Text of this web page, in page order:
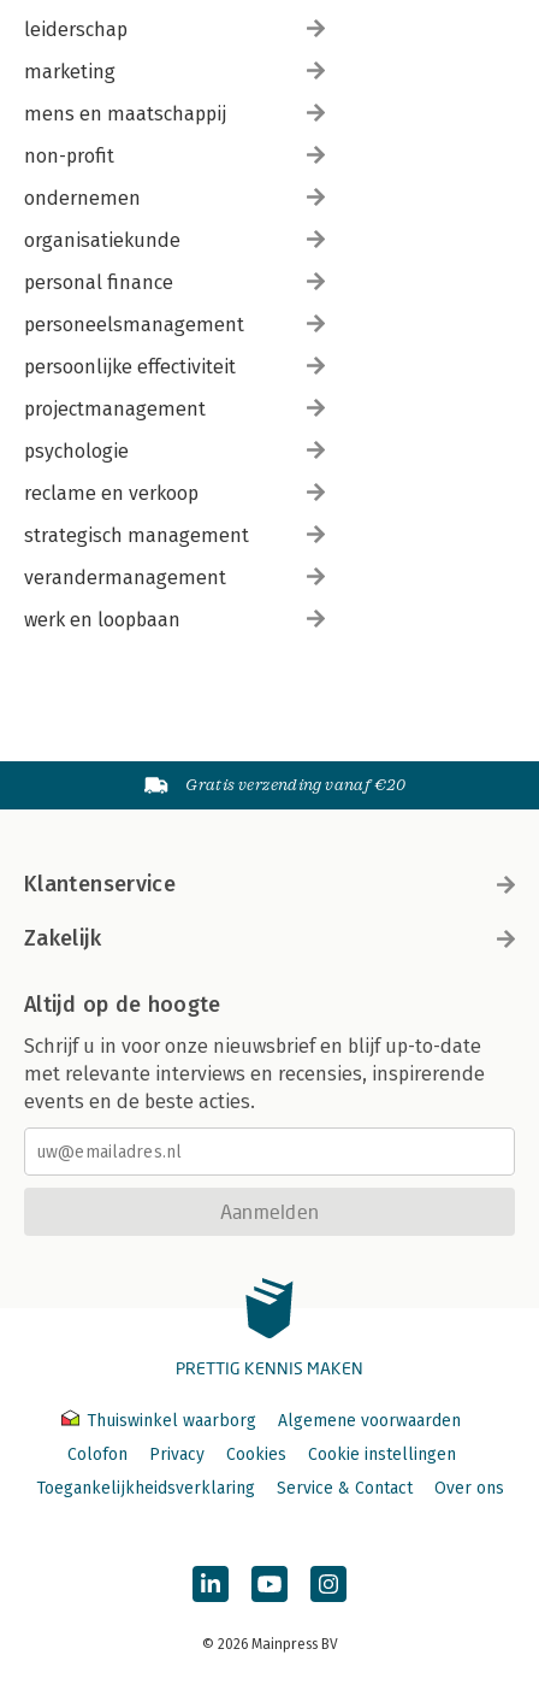
leiderschap
marketing
mens en maatschappij
non-profit
ondernemen
organisatiekunde
personal finance
personeelsmanagement
persoonlijke effectiviteit
projectmanagement
psychologie
reclame en verkoop
strategisch management
verandermanagement
werk en loopbaan
Gratis verzending vanaf €20
Klantenservice
Zakelijk
Altijd op de hoogte
Schrijf u in voor onze nieuwsbrief en blijf up-to-date
met relevante interviews en recensies, inspirerende
events en de beste acties.
Aanmelden
PRETTIG KENNIS MAKEN
Thuiswinkel waarborg
Algemene voorwaarden
Colofon
Privacy Cookies
Cookie instellingen
Toegankelijkheidsverklaring
Service & Contact Over ons
© 2026 Mainpress BV